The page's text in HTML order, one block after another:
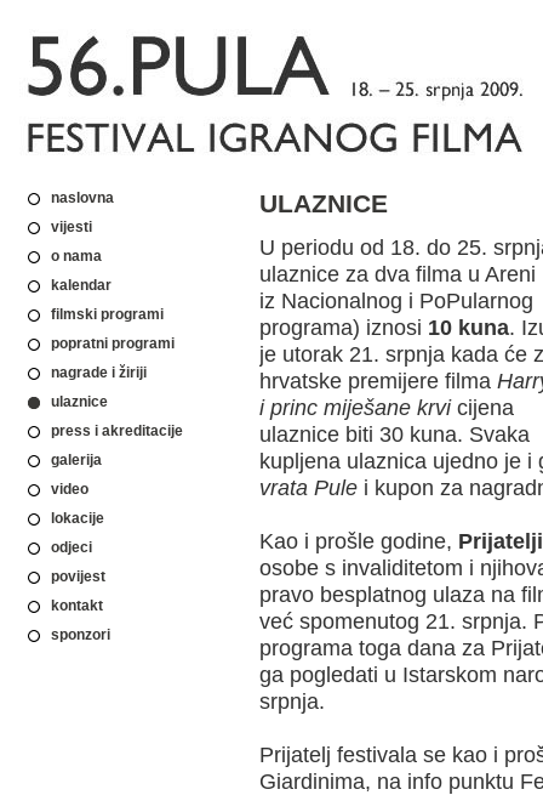
naslovna
vijesti
o nama
kalendar
filmski programi
popratni programi
nagrade i žiriji
ulaznice
press i akreditacije
galerija
video
lokacije
odjeci
povijest
kontakt
sponzori
ULAZNICE
U periodu od 18. do 25.
ulaznice za dva filma u Areni
iz Nacionalnog i PoPularnog
programa) iznosi 10 kuna.
je utorak 21. srpnja kada će
hrvatske premijere filma
i princ miješane krvicijena
ulaznice biti 30 kuna. Svaka
kupljena ulaznica ujedno je
vrata Pule i kupon za
Kao i prošle godine,
osobe s invaliditetom i
pravo besplatnog ulaza na
već spomenutog 21. srpnja.
programa toga dana za
ga pogledati u Istarskom
srpnja.
Prijatelj festivala se kao i
Giardinima, na info punktu